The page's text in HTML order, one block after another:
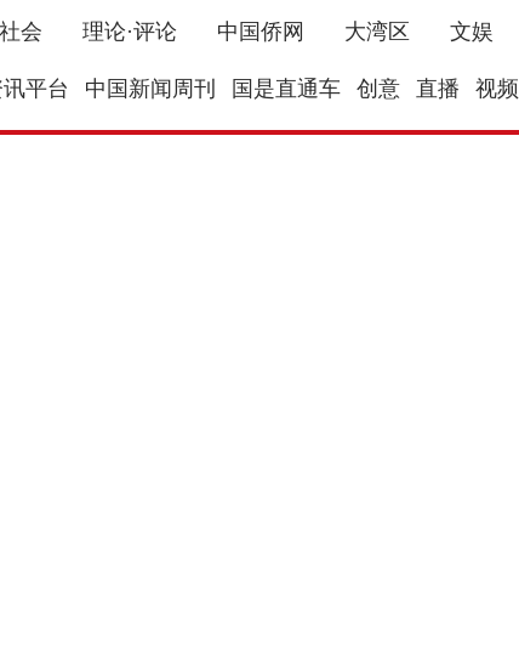
社会 理论·评论 中国侨网 大湾区 文娱
平台 中国新闻周刊 国是直通车 创意 直播 视频